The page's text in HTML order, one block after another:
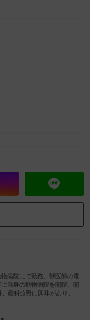
病院にて勤務。獣医師の電
自身の動物病院を開院。開
産科分野に興味があり、